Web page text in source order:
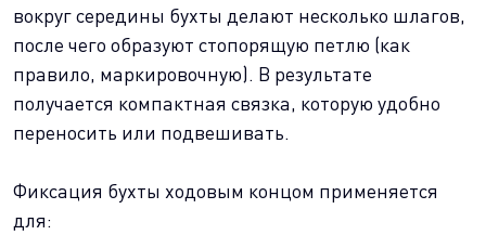
вокруг середины бухты делают несколько шлагов,
после чего образуют стопорящую петлю (как
правило, маркировочную). В результате
получается компактная связка, которую удобно
переносить или подвешивать.
Фиксация бухты ходовым концом применяется
для: